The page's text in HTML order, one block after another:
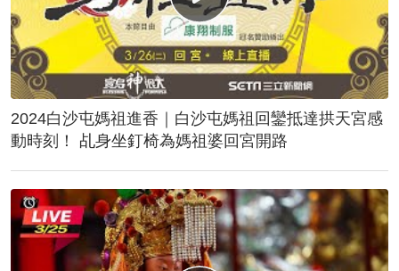
2024白沙屯媽祖進香｜白沙屯媽祖回鑾抵達拱天宮感
動時刻！ 乩身坐釘椅為媽祖婆回宮開路